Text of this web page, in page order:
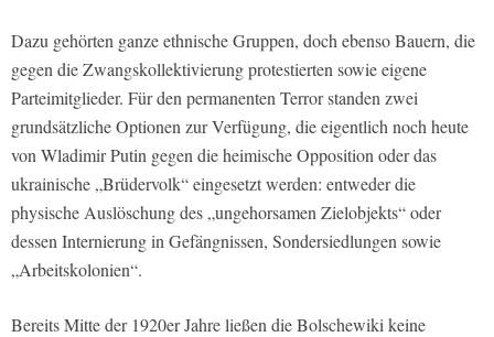
Dazu gehörten ganze ethnische Gruppen, doch ebenso Bauern, die
gegen die Zwangskollektivierung protestierten sowie eigene
Parteimitglieder. Für den permanenten Terror standen zwei
grundsätzliche Optionen zur Verfügung, die eigentlich noch heute
von Wladimir Putin gegen die heimische Opposition oder das
ukrainische „Brüdervolk“ eingesetzt werden: entweder die
physische Auslöschung des „ungehorsamen Zielobjekts“ oder
dessen Internierung in Gefängnissen, Sondersiedlungen sowie
„Arbeitskolonien“.
Bereits Mitte der 1920er Jahre ließen die Bolschewiki keine